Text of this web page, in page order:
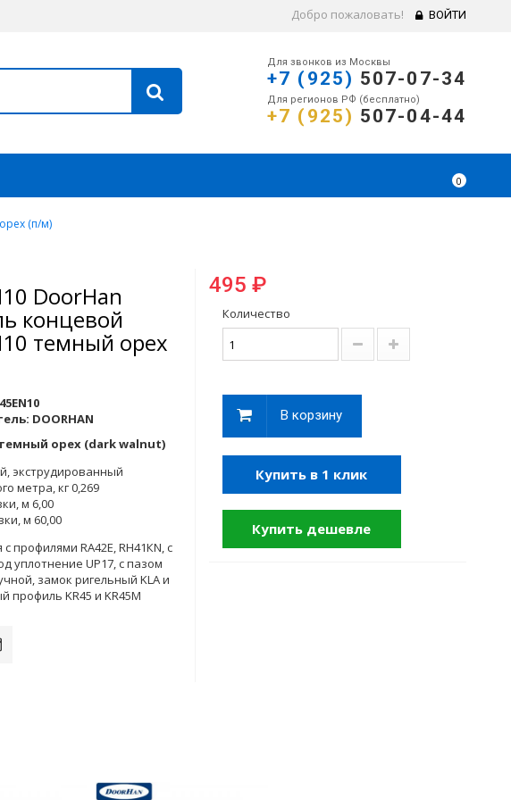
Добро пожаловать! ВОЙТИ
Для звонков из Москвы
+7 (925) 507-07-34
Для регионов РФ (бесплатно)
+7 (925) 507-04-44
0
(п/м)
DoorHan
концевой
темный орех
DOORHAN
темный орех (dark walnut)
экструдированный
метра, кг 0,269
м 6,00
м 60,00
профилями RA42E, RH41КN, с
уплотнение UP17, с пазом
замок ригельный KLA и
профиль KR45 и KR45M
495 ₽
Количество
В корзину
Купить в 1 клик
Купить дешевле